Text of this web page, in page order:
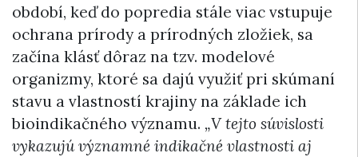
období, keď do popredia stále viac vstupuje
ochrana prírody a prírodných zložiek, sa
začína klásť dôraz na tzv. modelové
organizmy, ktoré sa dajú využiť pri skúmaní
stavu a vlastností krajiny na základe ich
bioindikačného významu. „V tejto súvislosti
vykazujú významné indikačné vlastnosti aj